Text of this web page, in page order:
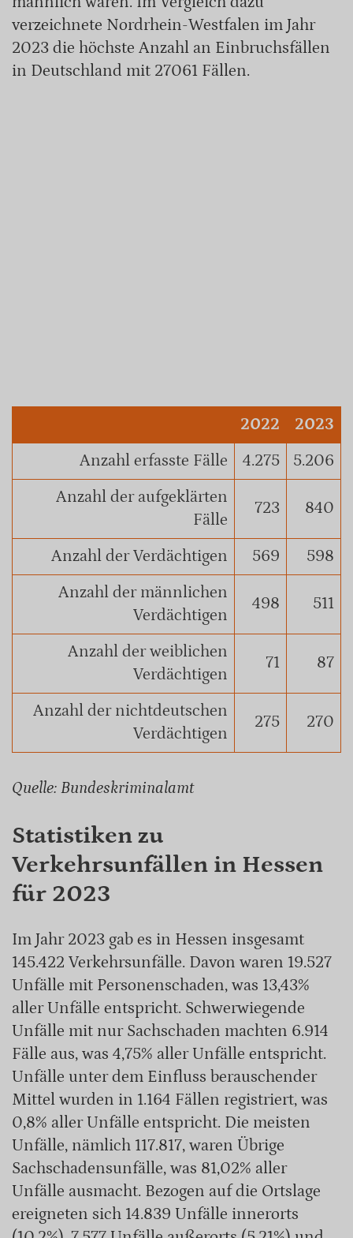
verzeichnete Nordrhein-Westfalen im Jahr
2023 die höchste Anzahl an Einbruchsfällen
in Deutschland mit 27061 Fällen.
2022
2023
Anzahl erfasste Fälle
4.275
5.206
Anzahl der aufgeklärten
Fälle
723 840
Anzahl der Verdächtigen 569
598
Anzahl der männlichen
Verdächtigen
498 511
Anzahl der weiblichen
Verdächtigen
71 87
Anzahl der nichtdeutschen
Verdächtigen
275 270
Quelle: Bundeskriminalamt
Statistiken zu
Verkehrsunfällen in Hessen
für 2023
Im Jahr 2023 gab es in Hessen insgesamt
145.422 Verkehrsunfälle. Davon waren 19.527
Unfälle mit Personenschaden, was 13,43%
aller Unfälle entspricht. Schwerwiegende
Unfälle mit nur Sachschaden machten 6.914
Fälle aus, was 4,75% aller Unfälle entspricht.
Unfälle unter dem Einfluss berauschender
Mittel wurden in 1.164 Fällen registriert, was
0,8% aller Unfälle entspricht. Die meisten
Unfälle, nämlich 117.817, waren Übrige
Sachschadensunfälle, was 81,02% aller
Unfälle ausmacht. Bezogen auf die Ortslage
ereigneten sich 14.839 Unfälle innerorts